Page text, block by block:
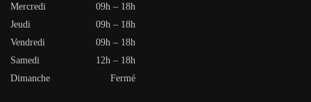
Mercredi
09h – 18h
Jeudi
09h – 18h
Vendredi
09h – 18h
Samedi
12h – 18h
Dimanche
Fermé